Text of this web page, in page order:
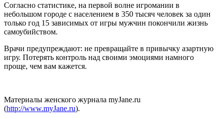
Согласно статистике, на первой волне игромании в
небольшом городе с населением в 350 тысяч человек за один
только год 15 зависимых от игры мужчин покончили жизнь
самоубийством.
Врачи предупреждают: не превращайте в привычку азартную
игру. Потерять контроль над своими эмоциями намного
проще, чем вам кажется.
Материалы женского журнала myJane.ru
(http://www.myJane.ru).